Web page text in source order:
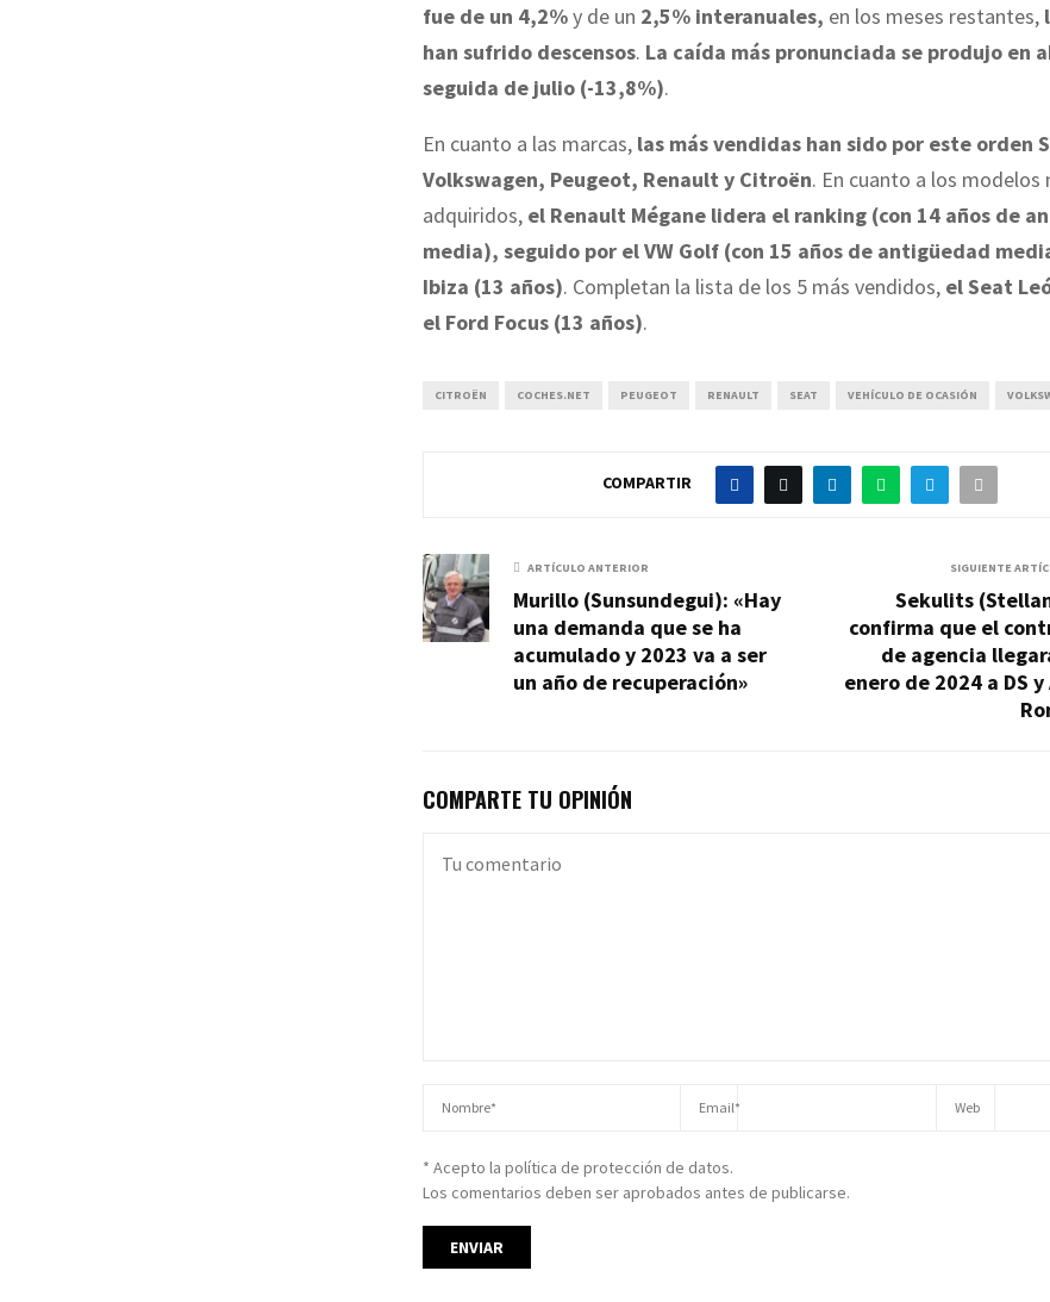
fue de un 4,2%y de un 2,5% interanuales, en los meses restantes,
han sufrido descensos. La caída más pronunciada se produjo en
seguida de julio (-13,8%).
En cuanto a las marcas, las más vendidas han sido por este orden
Volkswagen, Peugeot, Renault y Citroën. En cuanto a los modelos
adquiridos, el Renault Mégane lidera el ranking (con 14 años de
media), seguido por el VW Golf (con 15 años de antigüedad
Ibiza (13 años). Completan la lista de los 5 más vendidos, el Seat
el Ford Focus (13 años).
CITROËN COCHES.NET PEUGEOT RENAULT SEAT VEHÍCULO DE OCASIÓN
COMPARTIR
ARTÍCULO ANTERIOR
Murillo (Sunsundegui): «Hay
una demanda que se ha
acumulado y 2023 va a ser
un año de recuperación»
SIGUIENTE
Sekulits
confirma que el
de agencia
enero de 2024 a DS y
COMPARTE TU OPINIÓN
* Acepto la política de protección de datos.
Los comentarios deben ser aprobados antes de publicarse.